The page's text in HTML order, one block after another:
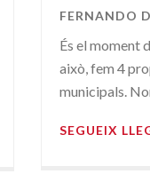
FERNANDO
És el moment
això, fem 4
municipals.
SEGUEIX